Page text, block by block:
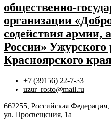
общественно-
организации
содействия армии,
России» Ужурского
Красноярского края
+7 (39156) 22-7-33
uzur_rosto@mail.ru
662255, Российская
ул. Просвещения, 1а